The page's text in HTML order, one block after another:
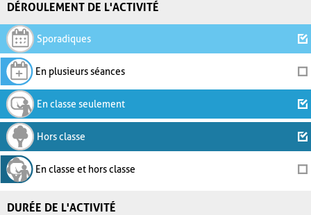
DÉROULEMENT DE L'ACTIVITÉ
Sporadiques
En plusieurs séances
En classe seulement
Hors classe
En classe et hors classe
DURÉE DE L'ACTIVITÉ